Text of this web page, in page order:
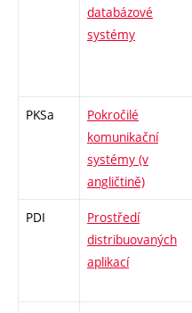
databázové
systémy
PKSa
Pokročilé
komunikační
systémy (v
angličtině)
PDI
Prostředí
distribuovaných
aplikací